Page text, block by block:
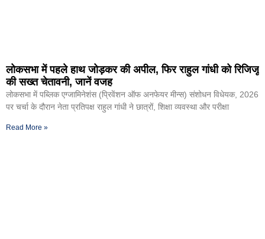
लोकसभा में पहले हाथ जोड़कर की अपील, फिर राहुल गांधी को रिजिजू
की सख्त चेतावनी, जानें वजह
लोकसभा में पब्लिक एग्जामिनेशंस (प्रिवेंशन ऑफ अनफेयर मीन्स) संशोधन विधेयक, 2026
पर चर्चा के दौरान नेता प्रतिपक्ष राहुल गांधी ने छात्रों, शिक्षा व्यवस्था और परीक्षा
Read More »